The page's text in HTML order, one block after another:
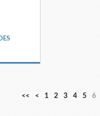
<< < 1 2 3 4 5 6